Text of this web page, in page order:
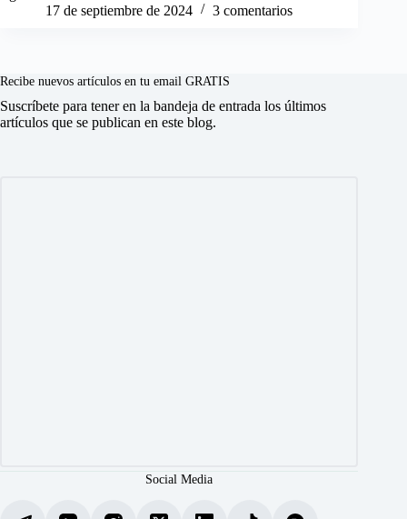
17 de septiembre de 2024
3 comentarios
Recibe nuevos artículos en tu email GRATIS
Suscríbete para tener en la bandeja de entrada los últimos
artículos que se publican en este blog.
Social Media